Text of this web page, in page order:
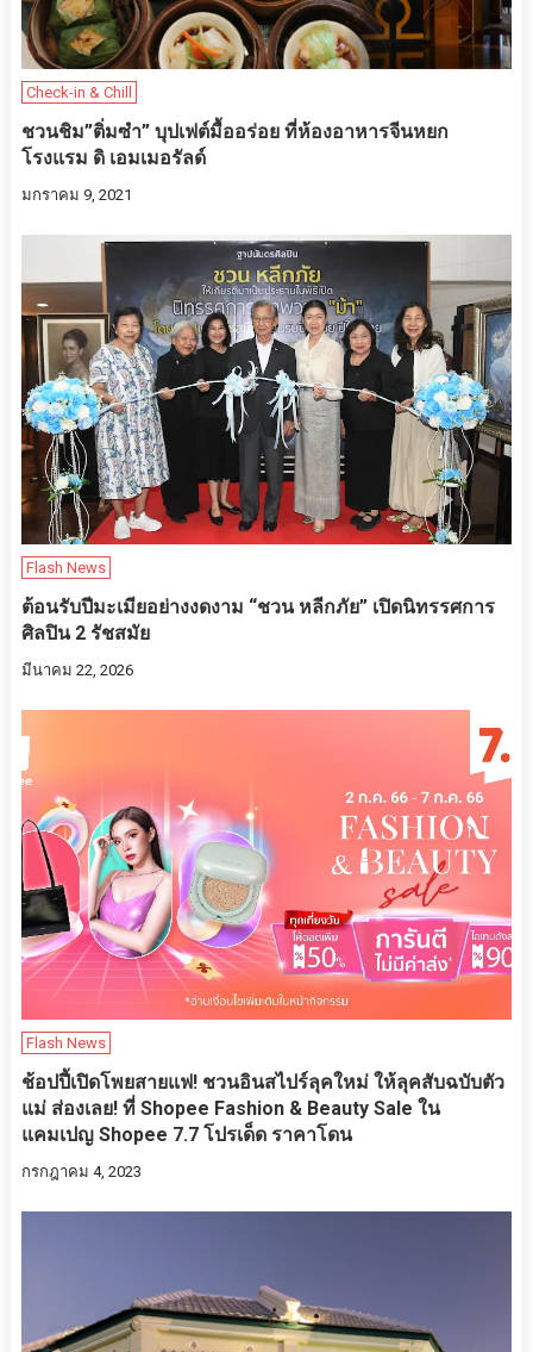
Check-in & Chill
ชวนชิม”ติ่มซำ” บุปเฟต์มื้ออร่อย ที่ห้องอาหารจีนหยก
โรงแรม ดิ เอมเมอรัลด์
มกราคม 9, 2021
Flash News
ต้อนรับปีมะเมียอย่างงดงาม “ชวน หลีกภัย” เปิดนิทรรศการ
ศิลปิน 2 รัชสมัย
มีนาคม 22, 2026
Flash News
ช้อปปี้เปิดโพยสายแฟ! ชวนอินสไปร์ลุคใหม่ ให้ลุคสับฉบับตัว
แม่ ส่องเลย! ที่ Shopee Fashion & Beauty Sale ใน
แคมเปญ Shopee 7.7 โปรเด็ด ราคาโดน
กรกฎาคม 4, 2023